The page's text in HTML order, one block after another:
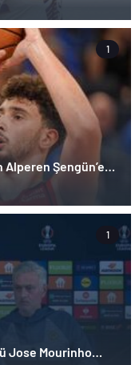
1
Şengün’e
1
Jose Mourinho